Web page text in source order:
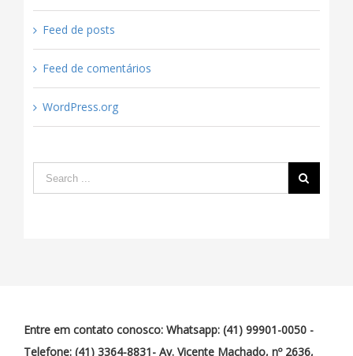
Feed de posts
Feed de comentários
WordPress.org
Entre em contato conosco: Whatsapp: (41) 99901-0050 -
Telefone: (41) 3364-8831- Av. Vicente Machado, nº 2636,